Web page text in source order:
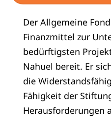
Der Allgemeine
Finanzmittel zur
bedürftigsten
Nahuel bereit. Er
die
Fähigkeit der
Herausforderungen